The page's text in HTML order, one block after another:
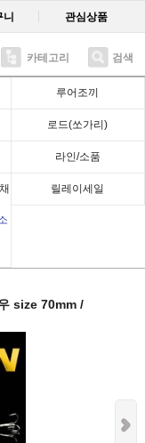
관심상품
카테고리 검색
루어조끼
로드(쏘가리)
라인/소품
릴레이세일
Recent
size 70mm /